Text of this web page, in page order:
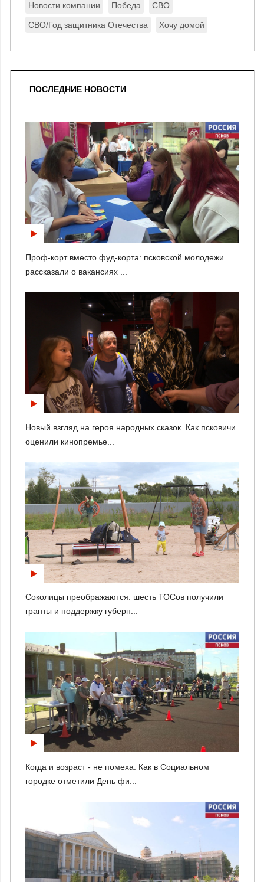
Новости компании Победа СВО
СВО/Год защитника Отечества Хочу домой
ПОСЛЕДНИЕ НОВОСТИ
Проф-корт вместо фуд-корта: псковской молодежи
рассказали о вакансиях ...
Новый взгляд на героя народных сказок. Как псковичи
оценили кинопремье...
Соколицы преображаются: шесть ТОСов получили
гранты и поддержку губерн...
Когда и возраст - не помеха. Как в Социальном
городке отметили День фи...